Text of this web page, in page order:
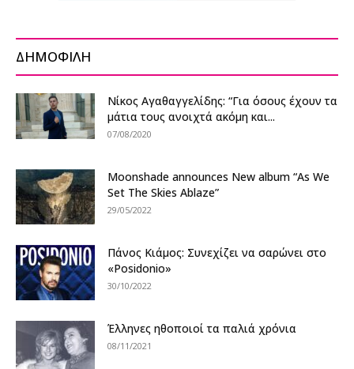
ΔΗΜΟΦΙΛΗ
Νίκος Αγαθαγγελίδης: “Για όσους έχουν τα
μάτια τους ανοιχτά ακόμη και...
07/08/2020
Moonshade announces New album “As We
Set The Skies Ablaze”
29/05/2022
Πάνος Κιάμος: Συνεχίζει να σαρώνει στο
«Posidonio»
30/10/2022
Έλληνες ηθοποιοί τα παλιά χρόνια
08/11/2021